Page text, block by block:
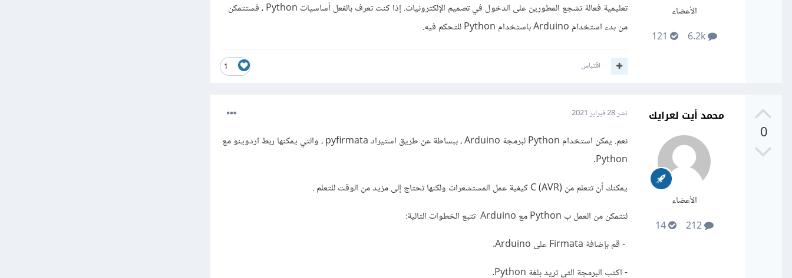
الأعضاء
6.2k
تعليمية فعالة تشجع المطورين على الدخول في تصميم الإلكترونيات. إذا كنت تعرف بالفعل أساسيات Python ، فستتمكن
من بدء استخدام Arduino باستخدام Python للتحكم فيه.
1 اقتباس
0
محمد أيت لعرايك
الأعضاء
212
14
نشر28 فبراير 2021
نعم. يمكن استخدام Python لبرمجة Arduino ، ببساطة عن طريق استيراد pyfirmata ، والتي يمكنها ربط اردوينو مع
Python.
يمكنك أن تتعلم من C (AVR) كيفية عمل المستشعرات ولكنها تحتاج إلى مزيد من الوقت للتعلم .
لتتمكن من العمل ب Python مع Arduino تتبع الخطوات التالية:
- قم بإضافة Firmata على Arduino.
- اكتب البرمجة التي تريد بلغة Python.